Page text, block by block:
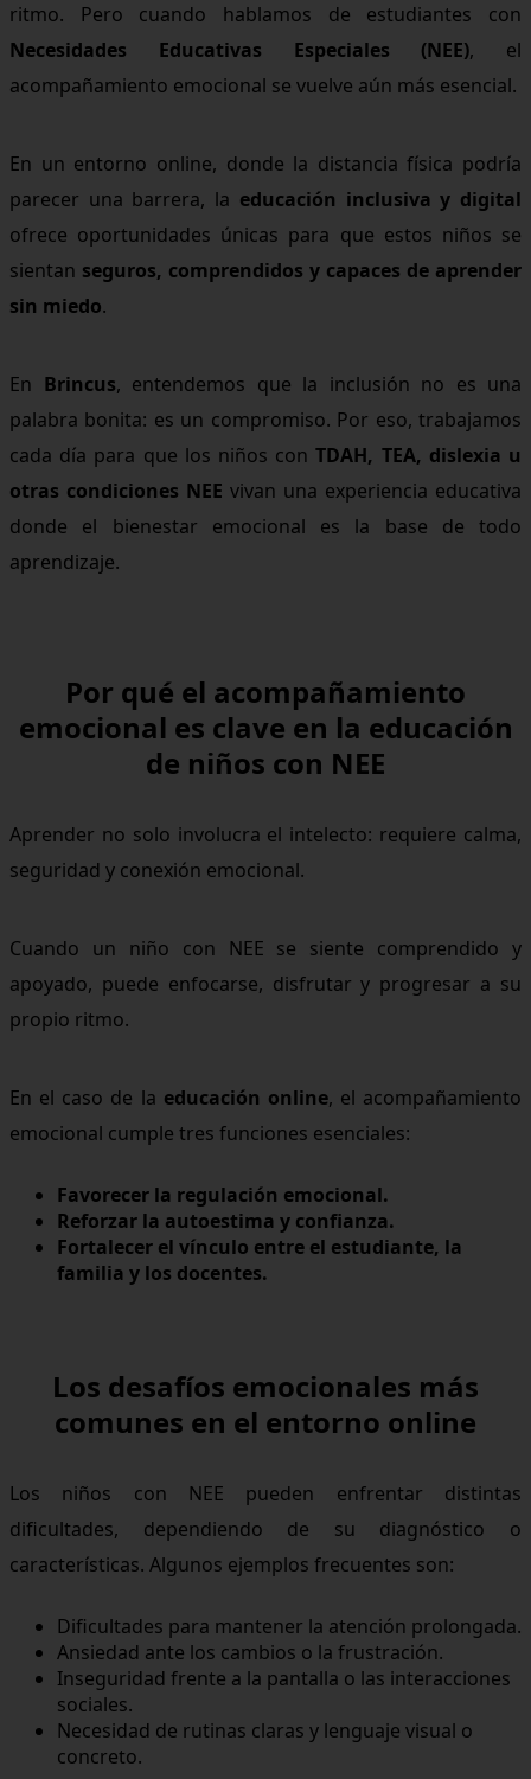
ritmo. Pero cuando hablamos de estudiantes con
Necesidades Educativas Especiales (NEE), el
acompañamiento emocional se vuelve aún más esencial.
En un entorno online, donde la distancia física podría
parecer una barrera, la educación inclusiva y digital
ofrece oportunidades únicas para que estos niños se
sientan seguros, comprendidos y capaces de aprender
sin miedo.
En Brincus, entendemos que la inclusión no es una
palabra bonita: es un compromiso. Por eso, trabajamos
cada día para que los niños conTDAH, TEA, dislexia u
otras condiciones NEE vivan una experiencia educativa
donde el bienestar emocional es la base de todo
aprendizaje.
Por qué el acompañamiento
emocional es clave en la educación
de niños con NEE
Aprender no solo involucra el intelecto: requiere calma,
seguridad y conexión emocional.
Cuando un niño con NEE se siente comprendido y
apoyado, puede enfocarse, disfrutar y progresar a su
propio ritmo.
En el caso de la educación online, el acompañamiento
emocional cumple tres funciones esenciales:
Favorecer la regulación emocional.
Reforzar la autoestima y confianza.
Fortalecer el vínculo entre el estudiante, la
familia y los docentes.
Los desafíos emocionales más
comunes en el entorno online
Los niños con NEE pueden enfrentar distintas
dificultades, dependiendo de su diagnóstico o
características. Algunos ejemplos frecuentes son:
Dificultades para mantener la atención prolongada.
Ansiedad ante los cambios o la frustración.
Inseguridad frente a la pantalla o las interacciones
sociales.
Necesidad de rutinas claras y lenguaje visual o
concreto.